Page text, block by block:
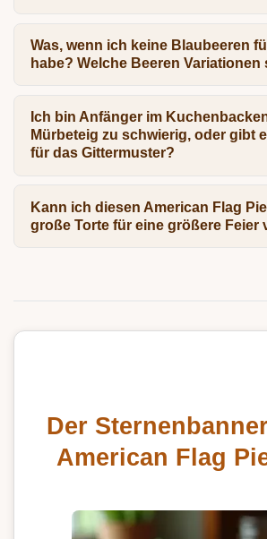
Was, wenn ich keine Blaubeeren
habe? Welche Beeren Variationen
Ich bin Anfänger im
Mürbeteig zu schwierig, oder gibt
für das Gittermuster?
Kann ich diesen American Flag
große Torte für eine größere Feier
Der
American Flag